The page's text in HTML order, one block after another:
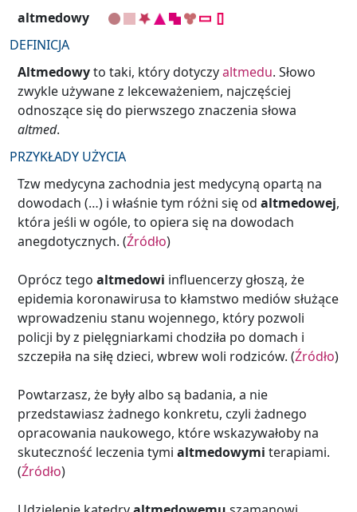
altmedowy
DEFINICJA
Altmedowyto taki, który dotyczyaltmedu. Słowo
zwykle używane z lekceważeniem, najczęściej
odnoszące się do pierwszego znaczenia słowa
altmed.
PRZYKŁADY UŻYCIA
Tzw medycyna zachodnia jest medycyną opartą na
dowodach (…) i właśnie tym różni się od altmedowej,
która jeśli w ogóle, to opiera się na dowodach
anegdotycznych. (Źródło)
Oprócz tego altmedowi influencerzy głoszą, że
epidemia koronawirusa to kłamstwo mediów służące
wprowadzeniu stanu wojennego, który pozwoli
policji by z pielęgniarkami chodziła po domach i
szczepiła na siłę dzieci, wbrew woli rodziców. (Źródło)
Powtarzasz, że były albo są badania, a nie
przedstawiasz żadnego konkretu, czyli żadnego
opracowania naukowego, które wskazywałoby na
skuteczność leczenia tymi altmedowymi terapiami.
(Źródło)